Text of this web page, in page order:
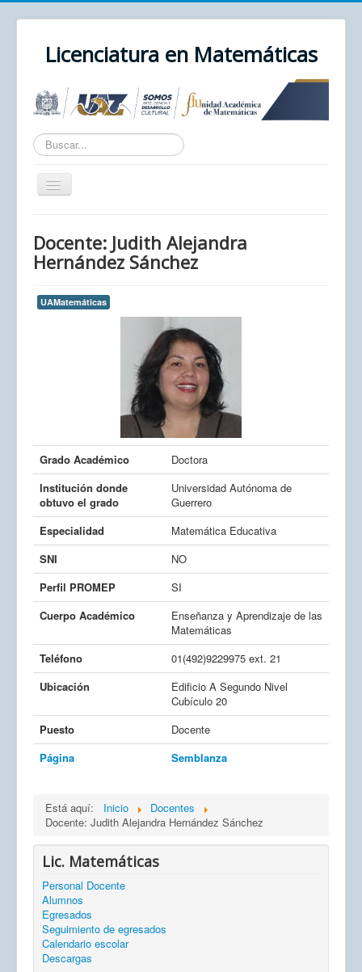
Licenciatura en Matemáticas
Texto
a
buscar...
Cambiar
navegación
Unidad Académica
Cursos
Docente: Judith Alejandra
Hernández Sánchez
UAMatemáticas
Grado Académico
Doctora
Institución donde
obtuvo el grado
Universidad Autónoma de
Guerrero
Especialidad
Matemática Educativa
SNI
NO
Perfil PROMEP
SI
Cuerpo Académico
Enseñanza y Aprendizaje de las
Matemáticas
Teléfono
01(492)9229975 ext. 21
Ubicación
Edificio A Segundo Nivel
Cubículo 20
Puesto
Docente
Página
Semblanza
Está aquí: Inicio
Docentes
Docente: Judith Alejandra Hernández Sánchez
Lic. Matemáticas
Personal Docente
Alumnos
Egresados
Seguimiento de egresados
Calendario escolar
Descargas